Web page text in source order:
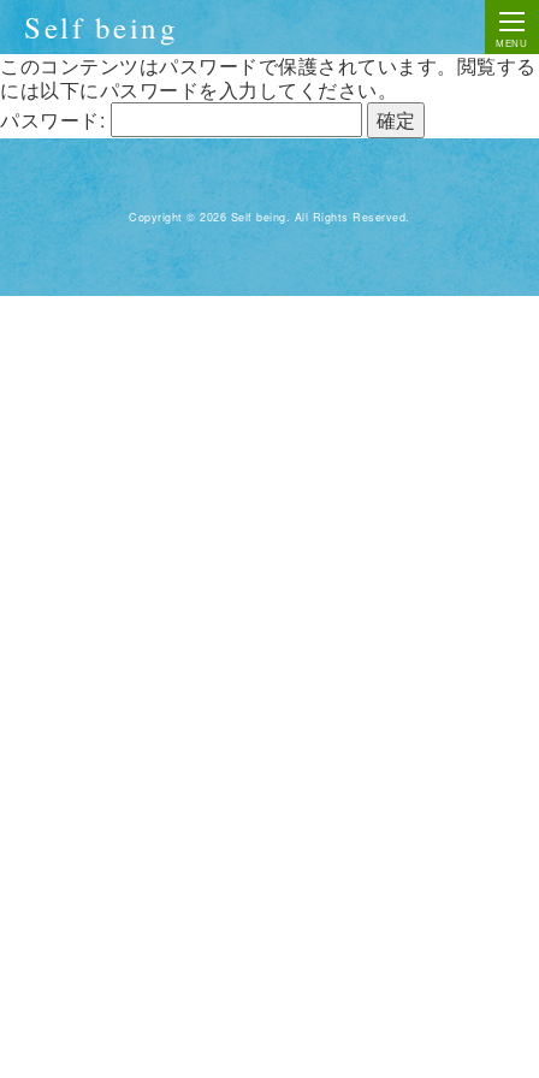
Self being
このコンテンツはパスワードで保護されています。閲覧する
には以下にパスワードを入力してください。
パスワード:
Copyright © 2026 Self being. All Rights Reserved.